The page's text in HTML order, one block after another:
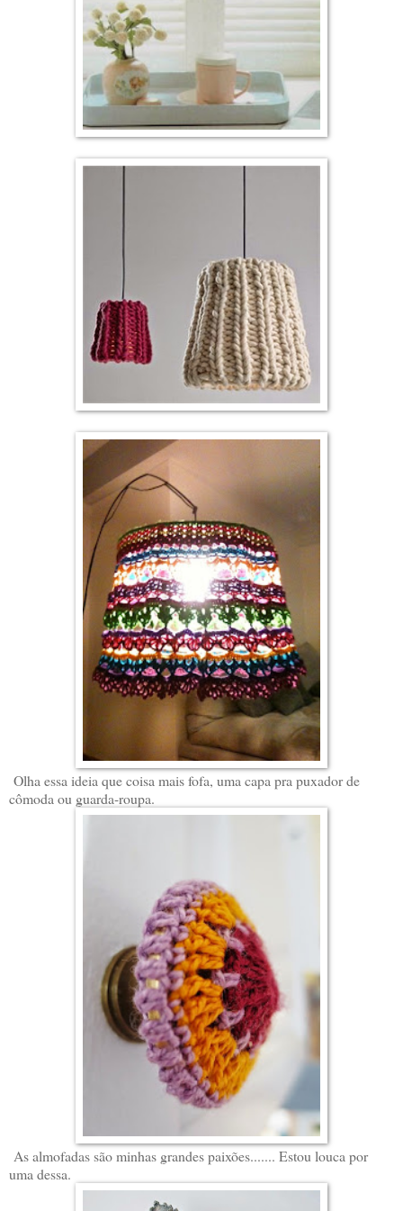
Olha essa ideia que coisa mais fofa, uma capa pra puxador de
cômoda ou guarda-roupa.
As almofadas são minhas grandes paixões....... Estou louca por
uma dessa.